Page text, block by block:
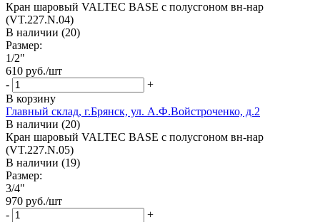
Кран шаровый VALTEC BASE с полусгоном вн-нар
(VT.227.N.04)
В наличии (20)
Размер:
1/2"
610 руб./шт
-
+
В корзину
Главный склад, г.Брянск, ул. А.Ф.Войстроченко, д.2
В наличии (20)
Кран шаровый VALTEC BASE с полусгоном вн-нар
(VT.227.N.05)
В наличии (19)
Размер:
3/4"
970 руб./шт
-
+